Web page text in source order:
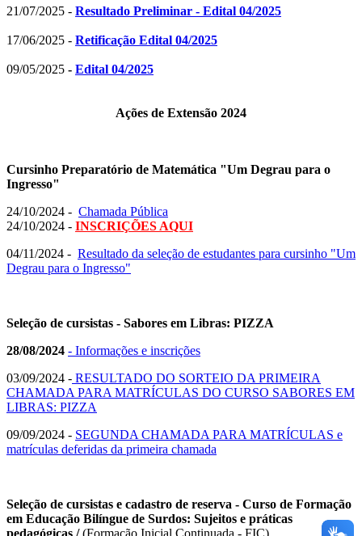
21/07/2025 - Resultado Preliminar - Edital 04/2025
17/06/2025 - Retificação Edital 04/2025
09/05/2025 - Edital 04/2025
Ações de Extensão 2024
Cursinho Preparatório de Matemática "Um Degrau para o
Ingresso"
24/10/2024 - Chamada Pública
24/10/2024 - INSCRIÇÕES AQUI
04/11/2024 - Resultado da seleção de estudantes para cursinho "Um
Degrau para o Ingresso"
Seleção de cursistas - Sabores em Libras: PIZZA
28/08/2024 - Informações e inscrições
03/09/2024 - RESULTADO DO SORTEIO DA PRIMEIRA
CHAMADA PARA MATRÍCULAS DO CURSO SABORES EM
LIBRAS: PIZZA
09/09/2024 - SEGUNDA CHAMADA PARA MATRÍCULAS e
matrículas deferidas da primeira chamada
Seleção de cursistas e cadastro de reserva - Curso de Formação
em Educação Bilíngue de Surdos: Sujeitos e práticas